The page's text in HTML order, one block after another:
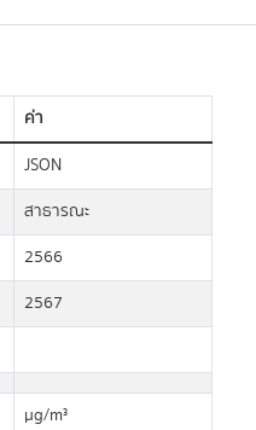
ค่า
JSON
สาธารณะ
2566
2567
µg/m³